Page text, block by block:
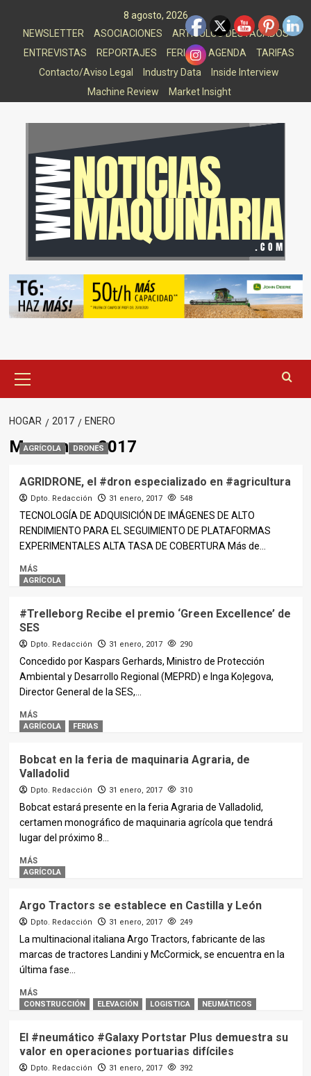
8 agosto, 2026
NEWSLETTER
ASOCIACIONES
ARTICULOS DESTACADOS
ENTREVISTAS
REPORTAJES FERIAS AGENDA
TARIFAS
Contacto/Aviso Legal
Industry Data
Inside Interview
Machine Review
Market Insight
principal
HOGAR 2017 ENERO
Mes:enero 2017
AGRÍCOLA DRONES
AGRIDRONE, el #dron especializado en #agricultura
Dpto. Redacción 31 enero, 2017 548
TECNOLOGÍA DE ADQUISICIÓN DE IMÁGENES DE ALTO
RENDIMIENTO PARA EL SEGUIMIENTO DE PLATAFORMAS
EXPERIMENTALES ALTA TASA DE COBERTURA Más de...
MÁS
AGRÍCOLA
#Trelleborg Recibe el premio ‘Green Excellence’ de
SES
Dpto. Redacción 31 enero, 2017 290
Concedido por Kaspars Gerhards, Ministro de Protección
Ambiental y Desarrollo Regional (MEPRD) e Inga Koļegova,
Director General de la SES,...
MÁS
AGRÍCOLA FERIAS
Bobcat en la feria de maquinaria Agraria, de
Valladolid
Dpto. Redacción 31 enero, 2017 310
Bobcat estará presente en la feria Agraria de Valladolid,
certamen monográfico de maquinaria agrícola que tendrá
lugar del próximo 8...
MÁS
AGRÍCOLA
Argo Tractors se establece en Castilla y León
Dpto. Redacción 31 enero, 2017 249
La multinacional italiana Argo Tractors, fabricante de las
marcas de tractores Landini y McCormick, se encuentra en la
última fase...
MÁS
CONSTRUCCIÓN ELEVACIÓN LOGISTICA NEUMÁTICOS
El #neumático #Galaxy Portstar Plus demuestra su
valor en operaciones portuarias difíciles
Dpto. Redacción 31 enero, 2017 392